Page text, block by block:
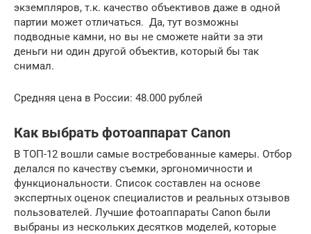
экземпляров, т.к. качество объективов даже в одной
партии может отличаться. Да, тут возможны
подводные камни, но вы не сможете найти за эти
деньги ни один другой объектив, который бы так
снимал.
Средняя цена в России: 48.000 рублей
Как выбрать фотоаппарат Canon
В ТОП-12 вошли самые востребованные камеры. Отбор
делался по качеству съемки, эргономичности и
функциональности. Список составлен на основе
экспертных оценок специалистов и реальных отзывов
пользователей. Лучшие фотоаппараты Canon были
выбраны из нескольких десятков моделей, которые